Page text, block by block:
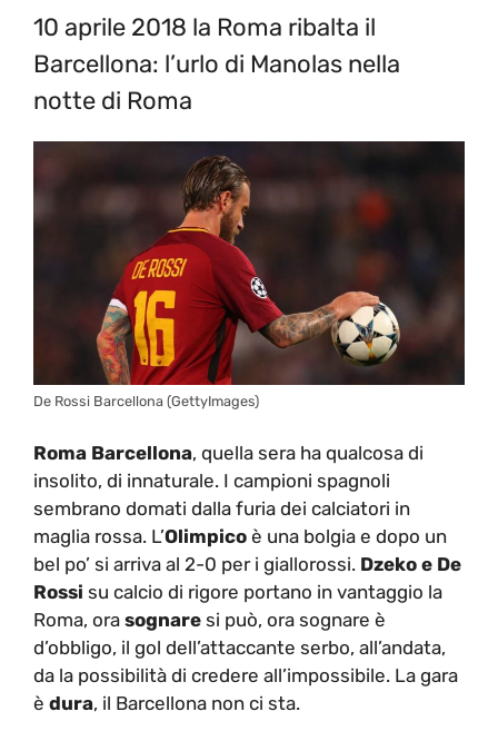
10 aprile 2018 la Roma ribalta il
Barcellona: l’urlo di Manolas nella
notte di Roma
De Rossi Barcellona (GettyImages)
Roma Barcellona, quella sera ha qualcosa di
insolito, di innaturale. I campioni spagnoli
sembrano domati dalla furia dei calciatori in
maglia rossa. L’Olimpico è una bolgia e dopo un
bel po’ si arriva al 2-0 per i giallorossi. Dzeko e De
Rossi su calcio di rigore portano in vantaggio la
Roma, ora sognare si può, ora sognare è
d’obbligo, il gol dell’attaccante serbo, all’andata,
da la possibilità di credere all’impossibile. La gara
è dura, il Barcellona non ci sta.